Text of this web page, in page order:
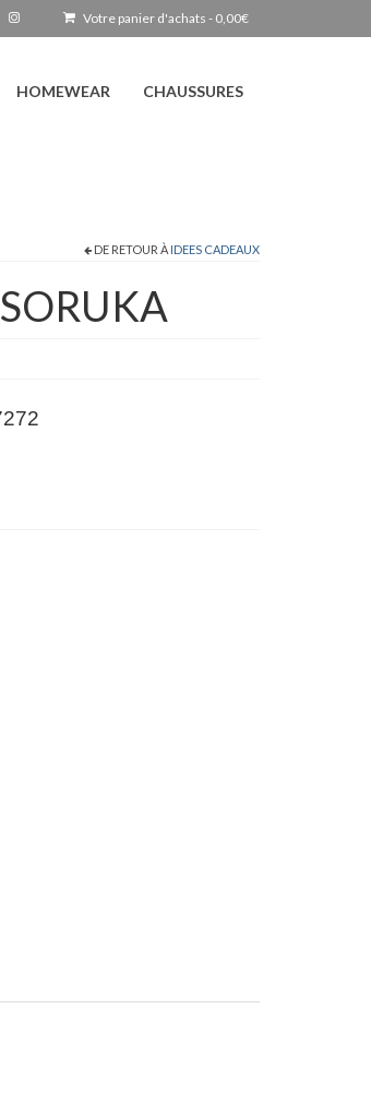
Votre panier d'achats - 0,00€
HOMEWEAR CHAUSSURES
DE RETOUR À IDEES CADEAUX